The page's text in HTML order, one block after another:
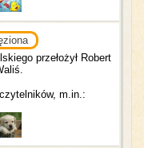
przełożył Robert
m.in.: